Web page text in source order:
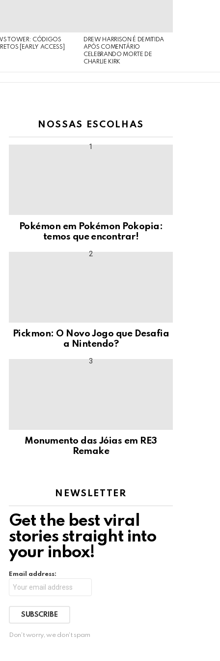
TOWER: CÓDIGOS
[EARLY ACCESS]
DREW HARRISON É DEMITIDA
APÓS COMENTÁRIO
CELEBRANDO MORTE DE
CHARLIE KIRK
NOSSAS ESCOLHAS
Pokémon em Pokémon Pokopia:
temos que encontrar!
Pickmon: O Novo Jogo que Desafia
a Nintendo?
Monumento das Jóias em RE3
Remake
NEWSLETTER
Get the best viral
stories straight into
your inbox!
Email address:
Don't worry, we don't spam